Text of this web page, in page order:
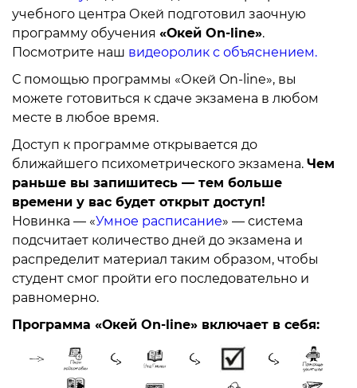
учебного центра Окей подготовил заочную
программу обучения «Окей On-line».
Посмотрите наш видеоролик с объяснением.
С помощью программы «Окей On-line», вы
можете готовиться к сдаче экзамена в любом
месте в любое время.
Доступ к программе открывается до
ближайшего психометрического экзамена. Чем
раньше вы запишитесь — тем больше
времени у вас будет открыт доступ!
Новинка — «Умное расписание» — система
подсчитает количество дней до экзамена и
распределит материал таким образом, чтобы
студент смог пройти его последовательно и
равномерно.
Программа «Окей On-line» включает в себя: